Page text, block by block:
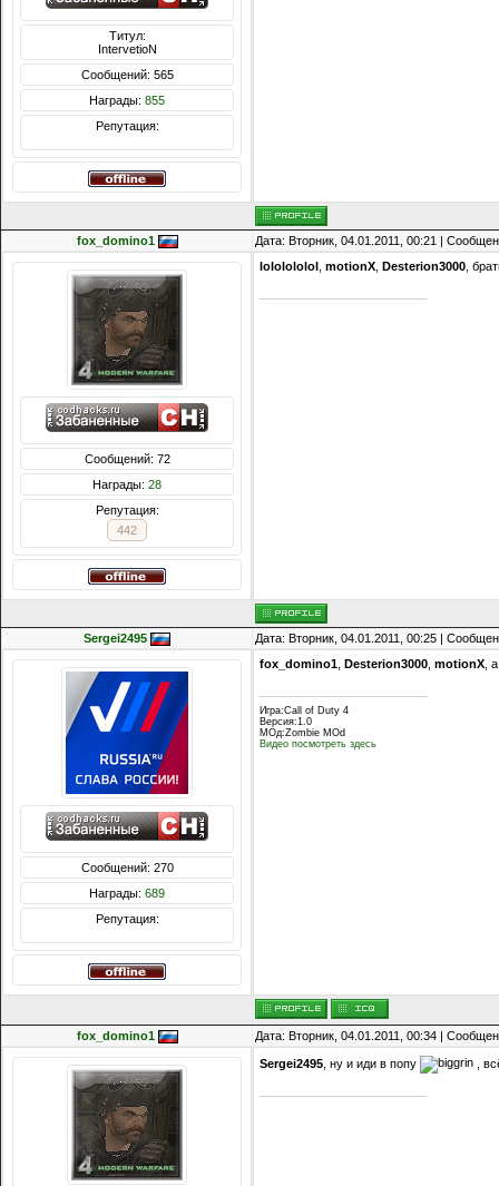
Титул:
IntervetioN
Сообщений: 565
Награды: 855
Репутация:
fox_domino1 Дата: Вторник, 04.01.2011, 00:21 |
Сообщений: 72
Награды: 28
Репутация:
442
lololololol motionX Desterion3000 ,
Sergei2495 Дата: Вторник, 04.01.2011, 00:25 |
Сообщений: 270
Награды: 689
Репутация:
fox_domino1 Desterion3000 motionX ,
Игра:Call of Duty 4
Версия:1.0
МОд:Zombie MOd
Видео посмотреть здесь
fox_domino1 Дата: Вторник, 04.01.2011, 00:34 |
Sergei2495 , ну и иди в попу ,